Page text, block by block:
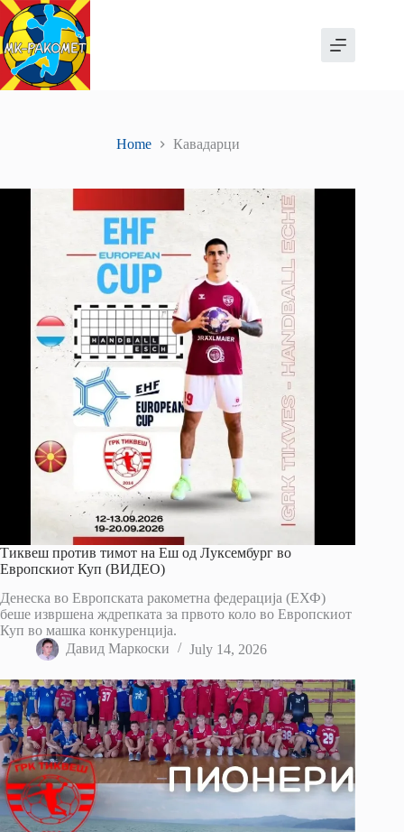
Skip
to
content
Home Кавадарци
Тиквеш против тимот на Еш од Луксембург во
Европскиот Куп (ВИДЕО)
Денеска во Европската ракометна федерација (ЕХФ)
беше извршена ждрепката за првото коло во Европскиот
Куп во машка конкуренција.
Давид Маркоски
July 14, 2026